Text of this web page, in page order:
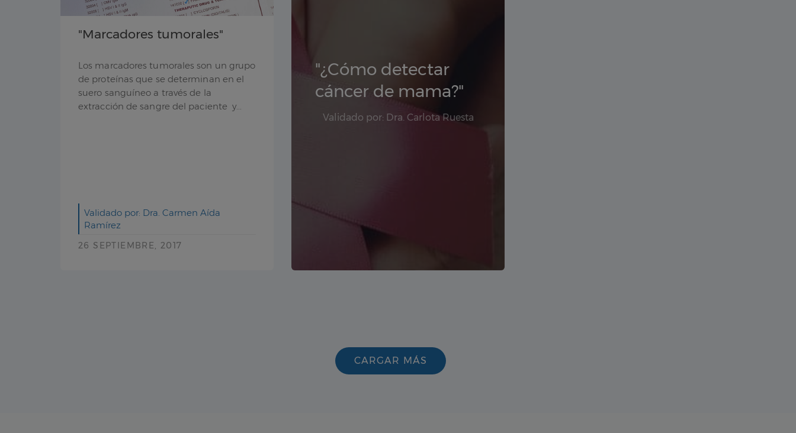
"Marcadores tumorales"
Los marcadores tumorales son un grupo
de proteínas que se determinan en el
suero sanguíneo a través de la
extracción de sangre del paciente y...
Validado por: Dra. Carmen Aída
Ramírez
26 SEPTIEMBRE, 2017
"¿Cómo detectar
cáncer de mama?"
Validado por: Dra. Carlota Ruesta
CARGAR MÁS